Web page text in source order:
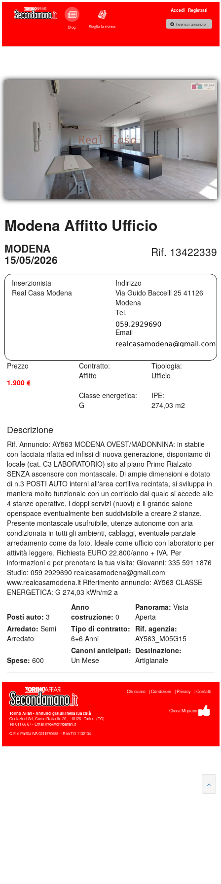
Blog Sfoglia la rivista
Accedi Registrati
Inserisci annuncio
Modena Affitto Ufficio
MODENA
15/05/2026
Rif. 13422339
Inserzionista
Real Casa Modena
Indirizzo
Via Guido Baccelli 25 41126
Modena
Prezzo
1.900 €
Contratto:
Affitto
Tipologia:
Ufficio
Classe energetica:
G
IPE:
274,03 m2
Descrizione
Rif. Annuncio: AY563 MODENA OVEST/MADONNINA: in stabile
con facciata rifatta ed infissi di nuova generazione, disponiamo di
locale (cat. C3 LABORATORIO) sito al piano Primo Rialzato
SENZA ascensore con montascale. Di ampie dimensioni e dotato
di n.3 POSTI AUTO interni all'area cortiliva recintata, si sviluppa in
maniera molto funzionale con un corridoio dal quale si accede alle
4 stanze operative, i doppi servizi (nuovi) e il grande salone
openspace eventualmente ben suddivisibile a creare 2 stanze.
Presente montascale usufruibile, utenze autonome con aria
condizionata in tutti gli ambienti, cablaggi, eventuale parziale
arredamento come da foto. Ideale come ufficio con laboratorio per
attività leggere. Richiesta EURO 22.800/anno + IVA. Per
informazioni e per prenotare la tua visita: Giovanni: 335 591 1876
Studio: 059 2929690 realcasamodena@gmail.com
www.realcasamodena.it Riferimento annuncio: AY563 CLASSE
ENERGETICA: G 274,03 kWh/m2 a
Posti auto: 3
Anno
costruzione: 0
Panorama: Vista
Aperta
Arredato: Semi
Arredato
Tipo di contratto:
6+6 Anni
Rif. agenzia:
AY563_M05G15
Spese: 600
Canoni anticipati:
Un Mese
Destinazione:
Artigianale
Torino Affari- Annunci gratuiti nella tua città
Quotazioni Srl, Corso Raffaello 20, 10126 Torino (TO)
Tel011 66 67 - Email info@torinoaffari.it
C.F. e Partita IVA 0211570688 - Rea TO 1132134
Chi siamo Condizioni Privacy Contatti
Clicca Mi piace